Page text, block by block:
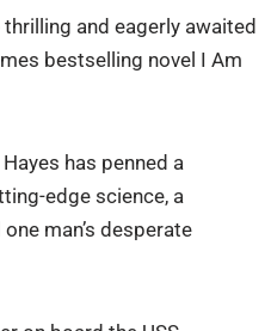
and eagerly awaited
bestselling novel I Am
has penned a
edge science, a
man’s desperate